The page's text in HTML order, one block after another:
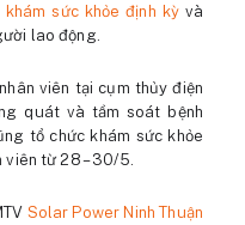
khám sức khỏe định kỳvà
lao động.
viên tại cụm thủy điện
quát và tầm soát bệnh
tổ chức khám sức khỏe
viên từ 28 – 30/5.
Solar Power Ninh Thuận